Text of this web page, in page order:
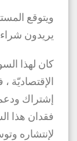
ويتوقع
يريدون
كان لهذا
الإقتصاديّة
إشتراك
فقدان هذا
لإنتشاره